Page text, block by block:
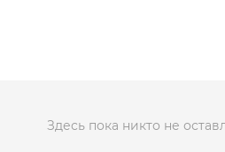
Здесь пока никто не